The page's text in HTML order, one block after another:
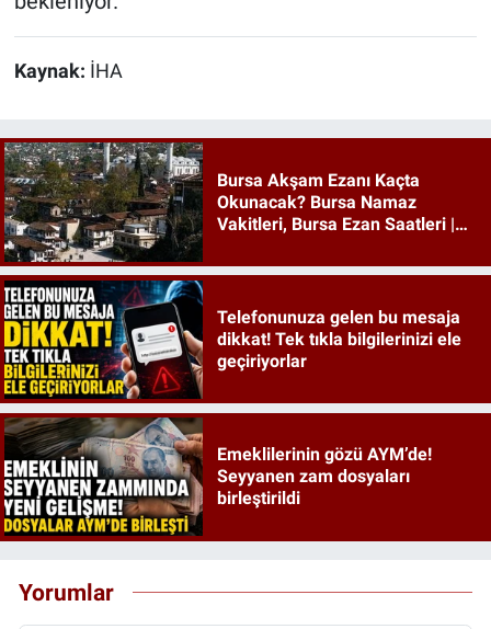
Kaynak: İHA
Bursa Akşam Ezanı Kaçta
Okunacak? Bursa Namaz
Vakitleri, Bursa Ezan Saatleri |
Telefonunuza gelen bu mesaja
dikkat! Tek tıkla bilgilerinizi ele
geçiriyorlar
Emeklilerinin gözü AYM’de!
Seyyanen zam dosyaları
birleştirildi
Yorumlar